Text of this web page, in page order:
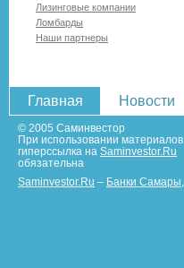
Лизинговые компании
Ломбарды
Наши партнеры
Главная Новости
© 2005 Саминвестор
При использовании материалов
гиперссылка на Saminvestor.Ru
обязательна
Saminvestor.Ru – Банки Самары